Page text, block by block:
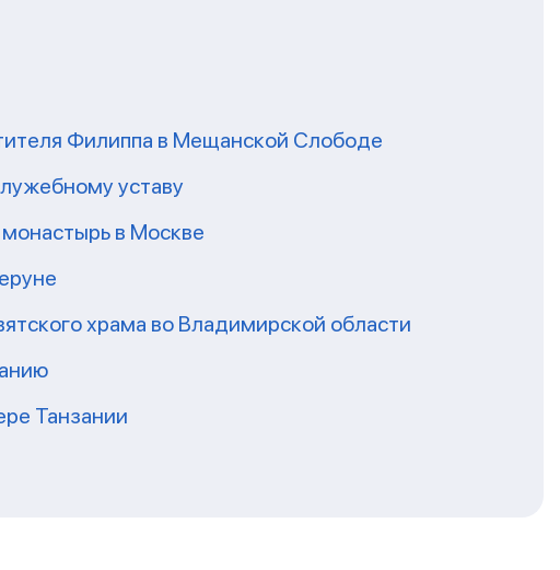
Филиппа в Мещанской Слободе
уставу
в Москве
храма во Владимирской области
Танзании